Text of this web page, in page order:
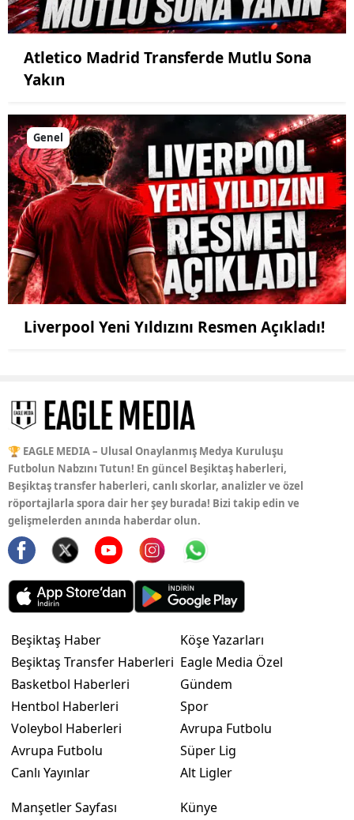
Atletico Madrid Transferde Mutlu Sona
Yakın
Genel
Liverpool Yeni Yıldızını Resmen Açıkladı!
🏆 EAGLE MEDIA – Ulusal Onaylanmış Medya Kuruluşu
Futbolun Nabzını Tutun! En güncel Beşiktaş haberleri,
Beşiktaş transfer haberleri, canlı skorlar, analizler ve özel
röportajlarla spora dair her şey burada! Bizi takip edin ve
gelişmelerden anında haberdar olun.
Beşiktaş Haber
Beşiktaş Transfer Haberleri
Basketbol Haberleri
Hentbol Haberleri
Voleybol Haberleri
Avrupa Futbolu
Canlı Yayınlar
Köşe Yazarları
Eagle Media Özel
Gündem
Spor
Avrupa Futbolu
Süper Lig
Alt Ligler
Manşetler Sayfası
Künye